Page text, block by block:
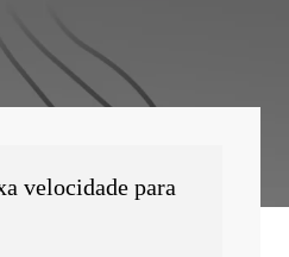
velocidade para